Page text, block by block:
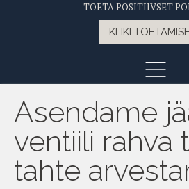
TOETA POSITIIVSET
KLIKI
Asendame
ventiili rahva
tahte